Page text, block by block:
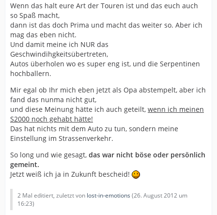
Wenn das halt eure Art der Touren ist und das euch auch
so Spaß macht,
dann ist das doch Prima und macht das weiter so. Aber ich
mag das eben nicht.
Und damit meine ich NUR das
Geschwindihgkeitsübertreten,
Autos überholen wo es super eng ist, und die Serpentinen
hochballern.
Mir egal ob Ihr mich eben jetzt als Opa abstempelt, aber ich
fand das nunma nicht gut,
und diese Meinung hätte ich auch geteilt, wenn ich meinen
S2000 noch gehabt hätte!
Das hat nichts mit dem Auto zu tun, sondern meine
Einstellung im Strassenverkehr.
So long und wie gesagt, das war nicht böse oder persönlich
gemeint.
Jetzt weiß ich ja in Zukunft bescheid!
2 Mal editiert, zuletzt von lost-in-emotions (26. August 2012 um
16:23)